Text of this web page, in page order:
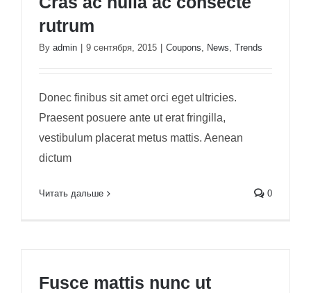
rutrum
By admin 9 сентября, 2015 Coupons, News, Trends
Donec finibus sit amet orci eget ultricies.
Praesent posuere ante ut erat fringilla,
vestibulum placerat metus mattis. Aenean
dictum
Читать дальше 0
Fusce mattis nunc ut